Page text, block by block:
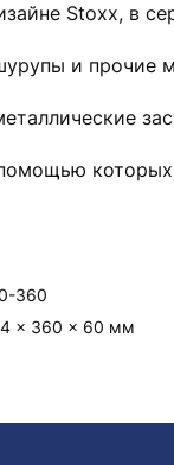
Stoxx, в
и прочие
которых
360
x 360 x 60 мм